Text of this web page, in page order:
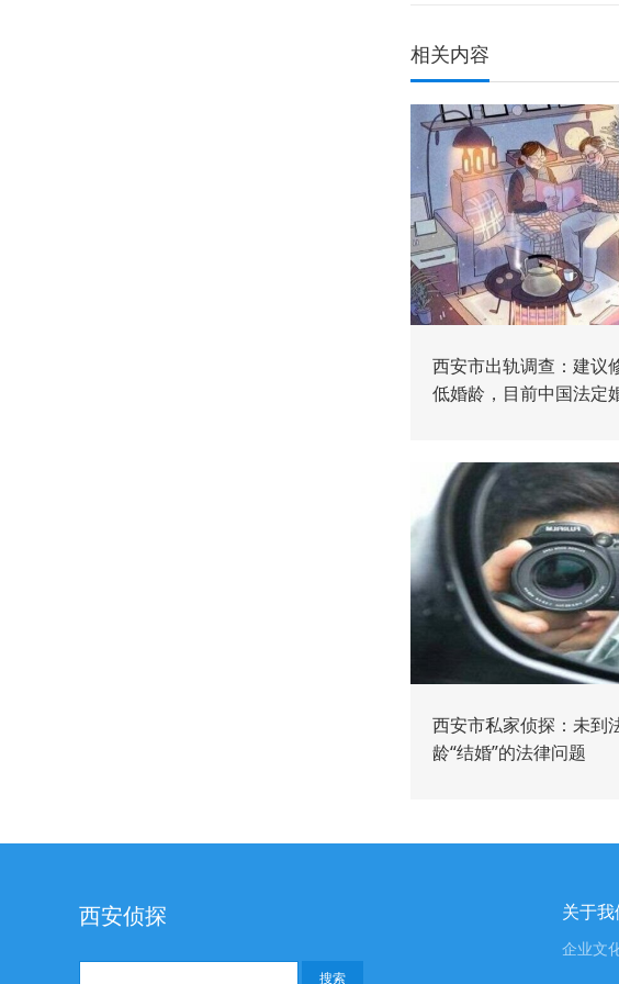
相关内容
西安市出轨调查：建议
低婚龄，目前中国法定
西安市私家侦探：未到
龄“结婚”的法律问题
西安侦探 关于我
企业文